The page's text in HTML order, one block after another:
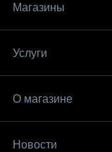
Магазины
Услуги
О магазине
Новости